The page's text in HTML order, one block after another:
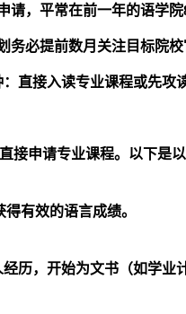
，平常在前一年的语学院
必提前数月关注目标院
直接入读专业课程或先攻
申请专业课程。以下是
有效的语言成绩。
历，开始为文书（如学业